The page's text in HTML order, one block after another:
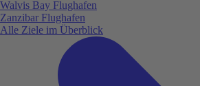
Walvis Bay Flughafen
Zanzibar Flughafen
Alle Ziele im Überblick